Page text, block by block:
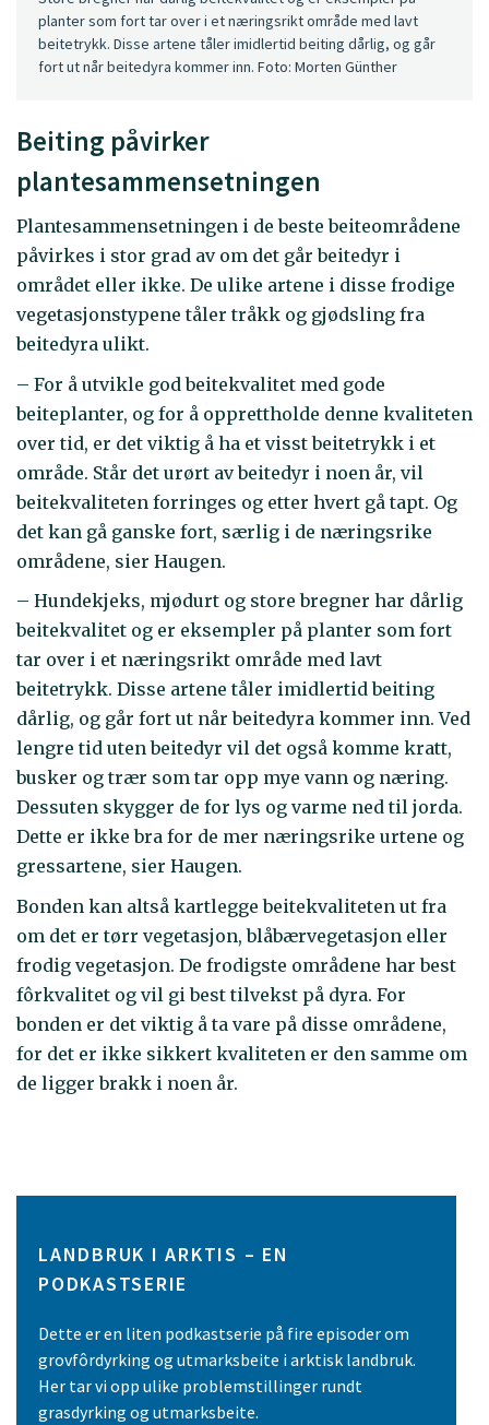
planter som fort tar over i et næringsrikt område med lavt
beitetrykk. Disse artene tåler imidlertid beiting dårlig, og går
fort ut når beitedyra kommer inn. Foto: Morten Günther
Beiting påvirker
plantesammensetningen
Plantesammensetningen i de beste beiteområdene
påvirkes i stor grad av om det går beitedyr i
området eller ikke. De ulike artene i disse frodige
vegetasjonstypene tåler tråkk og gjødsling fra
beitedyra ulikt.
– For å utvikle god beitekvalitet med gode
beiteplanter, og for å opprettholde denne kvaliteten
over tid, er det viktig å ha et visst beitetrykk i et
område. Står det urørt av beitedyr i noen år, vil
beitekvaliteten forringes og etter hvert gå tapt. Og
det kan gå ganske fort, særlig i de næringsrike
områdene, sier Haugen.
– Hundekjeks, mjødurt og store bregner har dårlig
beitekvalitet og er eksempler på planter som fort
tar over i et næringsrikt område med lavt
beitetrykk. Disse artene tåler imidlertid beiting
dårlig, og går fort ut når beitedyra kommer inn. Ved
lengre tid uten beitedyr vil det også komme kratt,
busker og trær som tar opp mye vann og næring.
Dessuten skygger de for lys og varme ned til jorda.
Dette er ikke bra for de mer næringsrike urtene og
gressartene, sier Haugen.
Bonden kan altså kartlegge beitekvaliteten ut fra
om det er tørr vegetasjon, blåbærvegetasjon eller
frodig vegetasjon. De frodigste områdene har best
fôrkvalitet og vil gi best tilvekst på dyra. For
bonden er det viktig å ta vare på disse områdene,
for det er ikke sikkert kvaliteten er den samme om
de ligger brakk i noen år.
LANDBRUK I ARKTIS – EN
PODKASTSERIE
Dette er en liten podkastserie på fire episoder om
grovfôrdyrking og utmarksbeite i arktisk landbruk.
Her tar vi opp ulike problemstillinger rundt
grasdyrking og utmarksbeite.